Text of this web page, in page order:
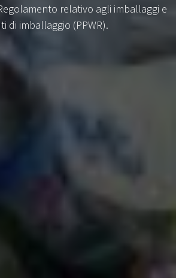
relativo agli imballaggi e
di imballaggio (PPWR).